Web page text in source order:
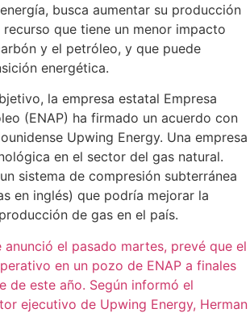
busca aumentar su producción
que tiene un menor impacto
y el petróleo, y que puede
energética.
la empresa estatal Empresa
(ENAP) ha firmado un acuerdo con
Upwing Energy. Una empresa
en el sector del gas natural.
sistema de compresión subterránea
en inglés) que podría mejorar la
de gas en el país.
anunció el pasado martes, prevé que el
en un pozo de ENAP a finales
de este año. Según informó el
ejecutivo de Upwing Energy, Herman